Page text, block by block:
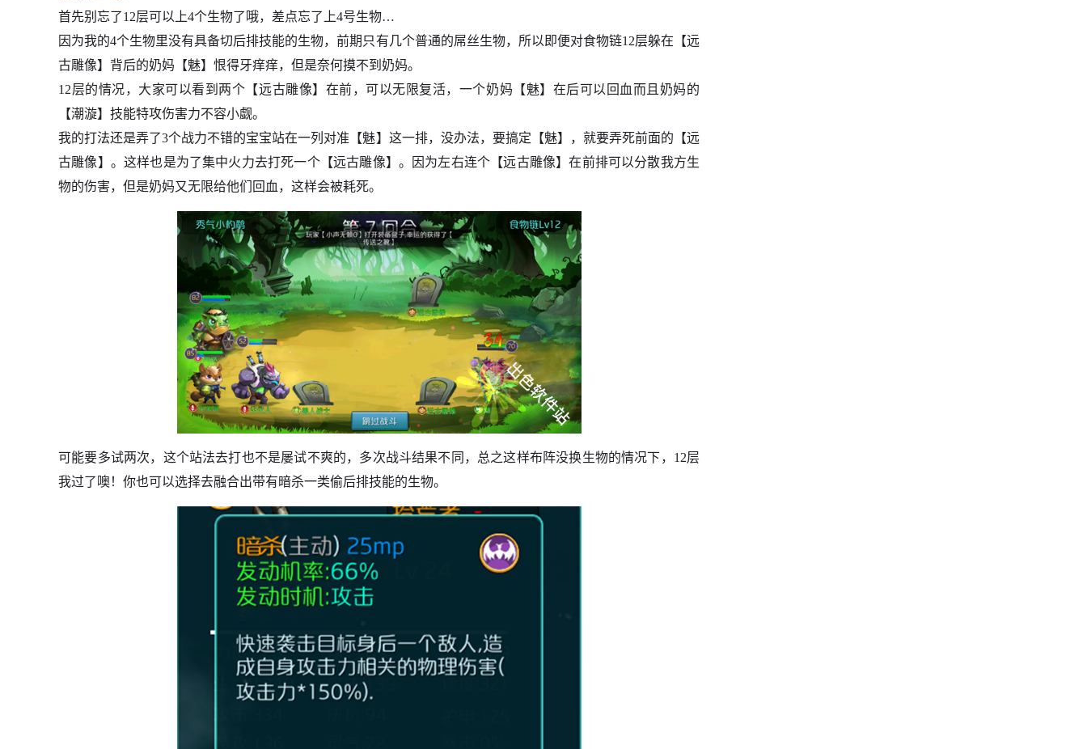
首先别忘了12层可以上4个生物了哦，差点忘了上4号生物…
因为我的4个生物里没有具备切后排技能的生物，前期只有几个普通的屌丝生物，所以即便对食物链12层躲在【远
古雕像】背后的奶妈【魅】恨得牙痒痒，但是奈何摸不到奶妈。
12层的情况，大家可以看到两个【远古雕像】在前，可以无限复活，一个奶妈【魅】在后可以回血而且奶妈的
【潮漩】技能特攻伤害力不容小觑。
我的打法还是弄了3个战力不错的宝宝站在一列对准【魅】这一排，没办法，要搞定【魅】，就要弄死前面的【远
古雕像】。这样也是为了集中火力去打死一个【远古雕像】。因为左右连个【远古雕像】在前排可以分散我方生
物的伤害，但是奶妈又无限给他们回血，这样会被耗死。
可能要多试两次，这个站法去打也不是屡试不爽的，多次战斗结果不同，总之这样布阵没换生物的情况下，12层
我过了噢！你也可以选择去融合出带有暗杀一类偷后排技能的生物。